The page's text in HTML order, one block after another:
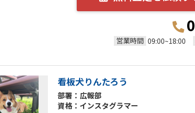
営業時間 09:00~18:00
看板犬りんたろう
部署：広報部
資格：インスタグラマー